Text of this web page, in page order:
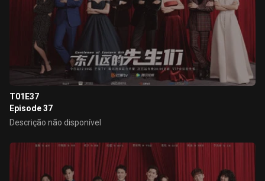
T01E37
Episode 37
Descrição não disponível